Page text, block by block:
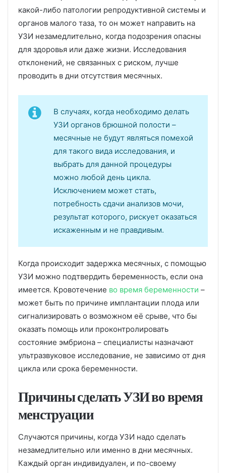
какой-либо патологии репродуктивной системы и
органов малого таза, то он может направить на
УЗИ незамедлительно, когда подозрения опасны
для здоровья или даже жизни. Исследования
отклонений, не связанных с риском, лучше
проводить в дни отсутствия месячных.
В случаях, когда необходимо делать
УЗИ органов брюшной полости –
месячные не будут являться помехой
для такого вида исследования, и
выбрать для данной процедуры
можно любой день цикла.
Исключением может стать,
потребность сдачи анализов мочи,
результат которого, рискует оказаться
искаженным и не правдивым.
Когда происходит задержка месячных, с помощью
УЗИ можно подтвердить беременность, если она
имеется. Кровотечение во время беременности –
может быть по причине имплантации плода или
сигнализировать о возможном её срыве, что бы
оказать помощь или проконтролировать
состояние эмбриона – специалисты назначают
ультразвуковое исследование, не зависимо от дня
цикла или срока беременности.
Причины сделать УЗИ во время
менструации
Случаются причины, когда УЗИ надо сделать
незамедлительно или именно в дни месячных.
Каждый орган индивидуален, и по-своему